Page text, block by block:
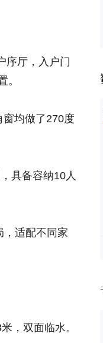
序厅，入户门
。
均做了270度
具备容纳10人
，适配不同家
，双面临水。